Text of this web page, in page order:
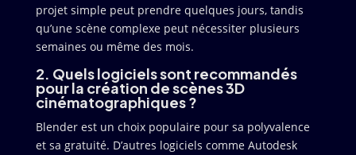
projet simple peut prendre quelques jours, tandis
qu’une scène complexe peut nécessiter plusieurs
semaines ou même des mois.
2. Quels logiciels sont recommandés
pour la création de scènes 3D
cinématographiques ?
Blender est un choix populaire pour sa polyvalence
et sa gratuité. D’autres logiciels comme Autodesk